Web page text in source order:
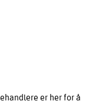
er her for å